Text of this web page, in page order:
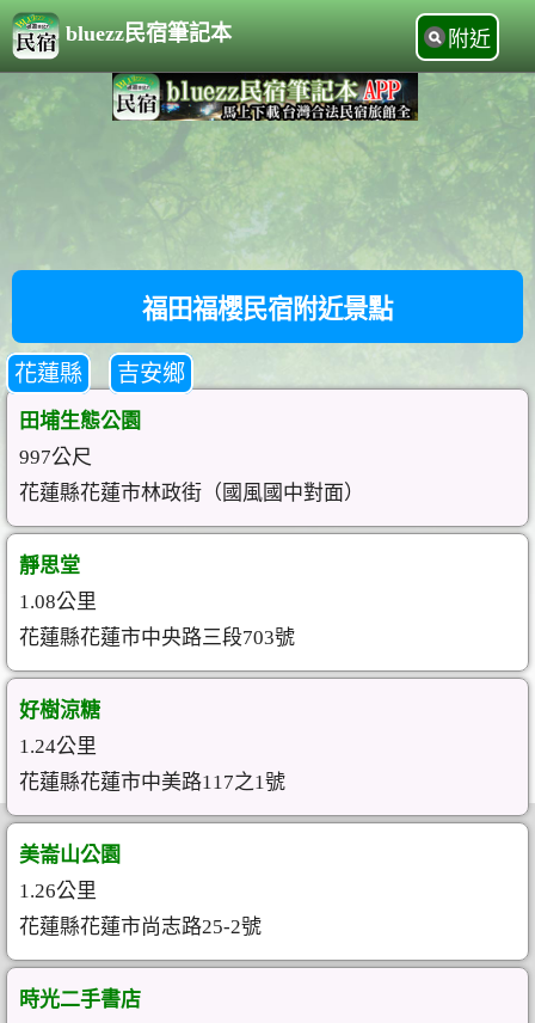
bluezz民宿筆記本 附近
福田福櫻民宿附近景點
花蓮縣 吉安鄉
田埔生態公園
997公尺
花蓮縣花蓮市林政街（國風國中對面）
靜思堂
1.08公里
花蓮縣花蓮市中央路三段703號
好樹涼糖
1.24公里
花蓮縣花蓮市中美路117之1號
美崙山公園
1.26公里
花蓮縣花蓮市尚志路25-2號
時光二手書店